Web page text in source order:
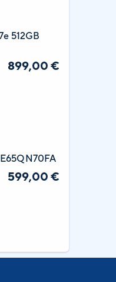
512GB
899,00 €
599,00 €